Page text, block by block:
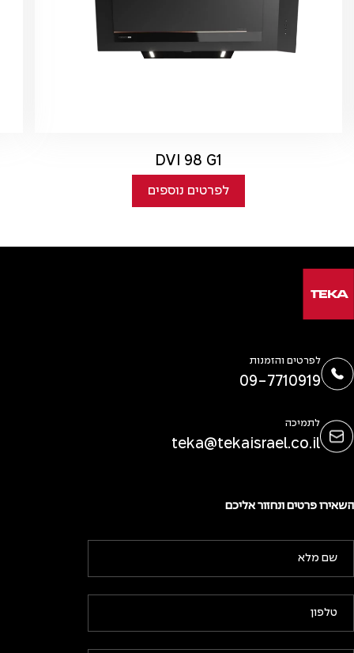
DVI 98 G1
לפרטים נוספים
לפרטים והזמנות
09-7710919
לתמיכה
teka@tekaisrael.co.il
השאירו פרטים ונחזור אליכם